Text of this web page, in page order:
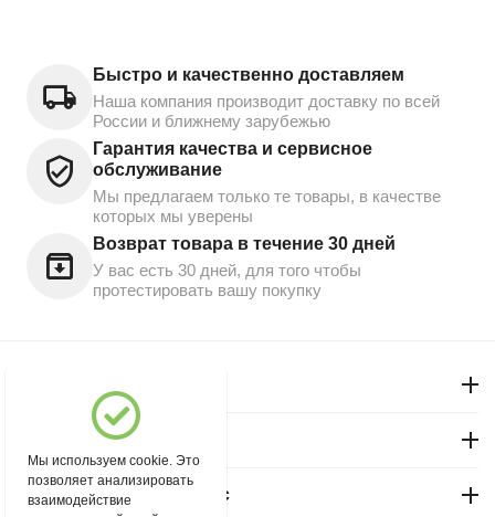
Быстро и качественно доставляем
Наша компания производит доставку по всей
России и ближнему зарубежью
Гарантия качества и сервисное
обслуживание
Мы предлагаем только те товары, в качестве
которых мы уверены
Возврат товара в течение 30 дней
У вас есть 30 дней, для того чтобы
протестировать вашу покупку
Магазин "Северный"
Покупательский сервис
Мы используем cookie. Это
позволяет анализировать
взаимодействие